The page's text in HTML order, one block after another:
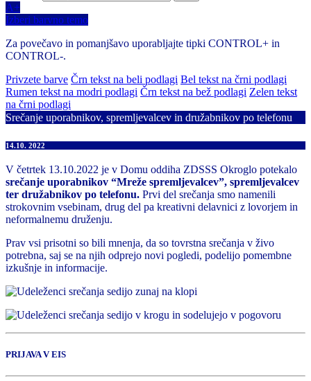
A+
Izberi barvno temo
Za povečavo in pomanjšavo uporabljajte tipki CONTROL+ in
CONTROL-.
Privzete barve Črn tekst na beli podlagi Bel tekst na črni podlagi
Rumen tekst na modri podlagi Črn tekst na bež podlagi Zelen tekst
na črni podlagi
Srečanje uporabnikov, spremljevalcev in družabnikov po telefonu
14.10. 2022
V četrtek 13.10.2022 je v Domu oddiha ZDSSS Okroglo potekalo
srečanje uporabnikov “Mreže spremljevalcev”, spremljevalcev
ter družabnikov po telefonu. Prvi del srečanja smo namenili
strokovnim vsebinam, drug del pa kreativni delavnici z lovorjem in
neformalnemu druženju.
Prav vsi prisotni so bili mnenja, da so tovrstna srečanja v živo
potrebna, saj se na njih odprejo novi pogledi, podelijo pomembne
izkušnje in informacije.
PRIJAVA V EIS